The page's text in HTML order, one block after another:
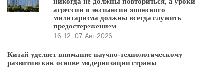
агрессии и экспансии японского
милитаризма должны всегда служить
предостережением
16:12 07 Авг 2026
Китай уделяет внимание научно-технологическому
развитию как основе модернизации страны